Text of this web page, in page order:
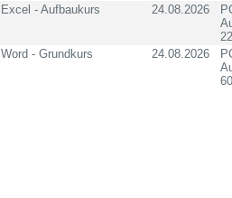
Excel - Aufbaukurs
24.08.2026
Word - Grundkurs
24.08.2026